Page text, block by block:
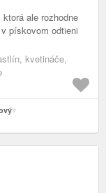
ale rozhodne
pískovom odtieni
kvetináče,